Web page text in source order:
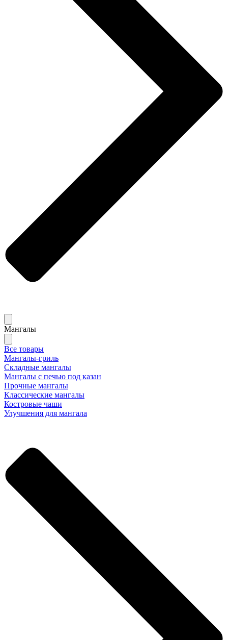
Мангалы
Все товары
Мангалы-гриль
Складные мангалы
Мангалы с печью под казан
Прочные мангалы
Классические мангалы
Костровые чаши
Улучшения для мангала